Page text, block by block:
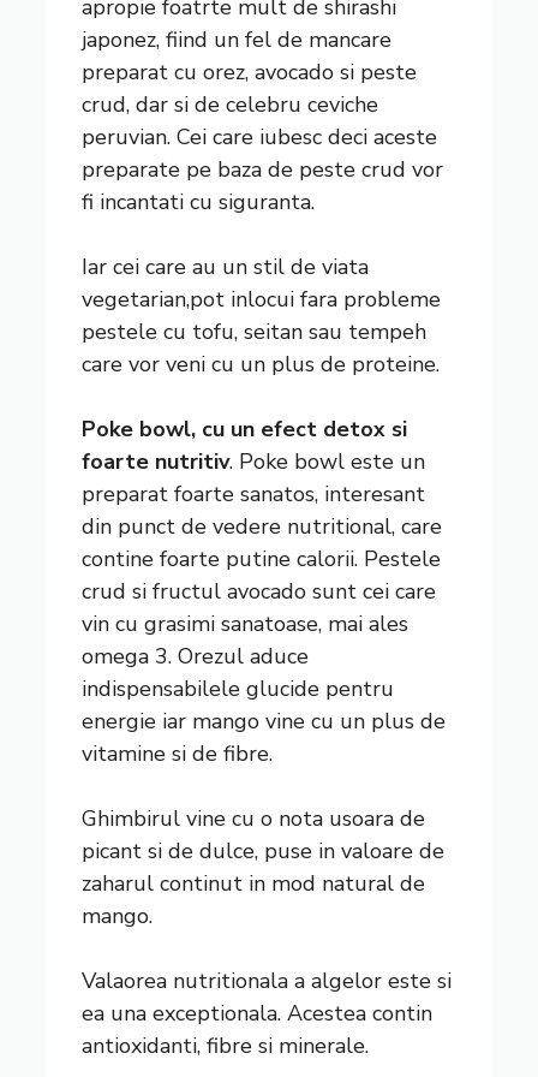
apropie foatrte mult de shirashi
japonez, fiind un fel de mancare
preparat cu orez, avocado si peste
crud, dar si de celebru ceviche
peruvian. Cei care iubesc deci aceste
preparate pe baza de peste crud vor
fi incantati cu siguranta.
Iar cei care au un stil de viata
vegetarian,pot inlocui fara probleme
pestele cu tofu, seitan sau tempeh
care vor veni cu un plus de proteine.
Poke bowl, cu un efect detox si
foarte nutritiv. Poke bowl este un
preparat foarte sanatos, interesant
din punct de vedere nutritional, care
contine foarte putine calorii. Pestele
crud si fructul avocado sunt cei care
vin cu grasimi sanatoase, mai ales
omega 3. Orezul aduce
indispensabilele glucide pentru
energie iar mango vine cu un plus de
vitamine si de fibre.
Ghimbirul vine cu o nota usoara de
picant si de dulce, puse in valoare de
zaharul continut in mod natural de
mango.
Valaorea nutritionala a algelor este si
ea una exceptionala. Acestea contin
antioxidanti, fibre si minerale.